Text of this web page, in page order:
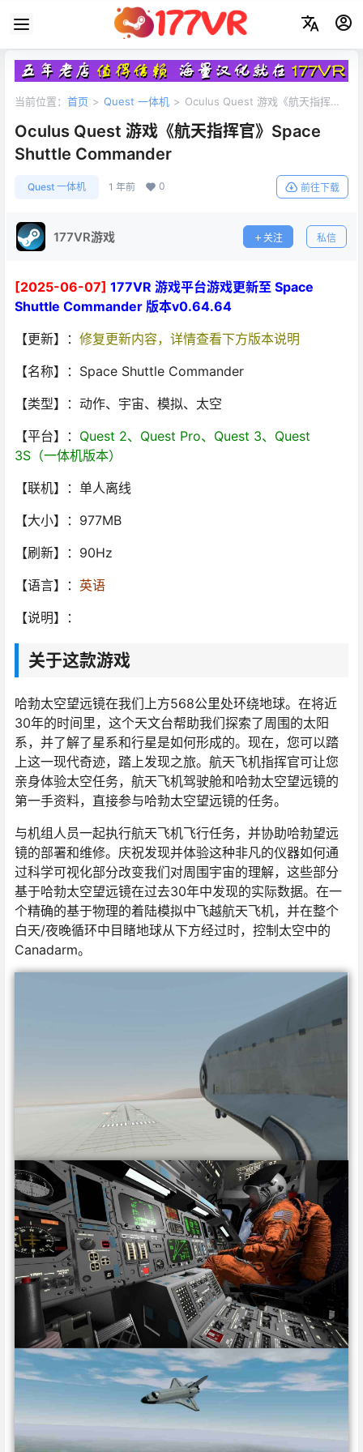
当前位置： 首页 > Quest 一体机 > Oculus Quest 游戏《航天指挥
Oculus Quest 游戏《航天指挥官》Space
Shuttle Commander
Quest 一体机 1 年前 0 前往下载
177VR游戏 关注 私信
[2025-06-07] 177VR 游戏平台游戏更新至 Space
Shuttle Commander 版本v0.64.64
【更新】： 修复更新内容，详情查看下方版本说明
【名称】：Space Shuttle Commander
【类型】：动作、宇宙、模拟、太空
【平台】： Quest 2、Quest Pro、Quest 3、Quest
3S（一体机版本）
【联机】：单人离线
【大小】：977MB
【刷新】：90Hz
【语言】： 英语
【说明】：
关于这款游戏
哈勃太空望远镜在我们上方568公里处环绕地球。在将近
30年的时间里，这个天文台帮助我们探索了周围的太阳
系，并了解了星系和行星是如何形成的。现在，您可以踏
上这一现代奇迹，踏上发现之旅。航天飞机指挥官可让您
亲身体验太空任务，航天飞机驾驶舱和哈勃太空望远镜的
第一手资料，直接参与哈勃太空望远镜的任务。
与机组人员一起执行航天飞机飞行任务，并协助哈勃望远
镜的部署和维修。庆祝发现并体验这种非凡的仪器如何通
过科学可视化部分改变我们对周围宇宙的理解，这些部分
基于哈勃太空望远镜在过去30年中发现的实际数据。在一
个精确的基于物理的着陆模拟中飞越航天飞机，并在整个
白天/夜晚循环中目睹地球从下方经过时，控制太空中的
Canadarm。